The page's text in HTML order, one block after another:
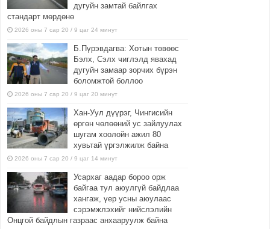
дугуйн замтай байлгах
стандарт мөрдөнө
2026 оны 7 сар 20 / 9 цаг 24 минут
Б.Пүрэвдагва: Хотын төвөөс
Бэлх, Сэлх чиглэлд явахад
дугуйн замаар зорчих бүрэн
боломжтой боллоо
2026 оны 7 сар 20 / 9 цаг 20 минут
Хан-Уул дүүрэг, Чингисийн
өргөн чөлөөний ус зайлуулах
шугам хоолойн ажил 80
хувьтай үргэлжилж байна
2026 оны 7 сар 20 / 9 цаг 14 минут
Усархаг аадар бороо орж
байгаа тул аюулгүй байдлаа
хангаж, үер усны аюулаас
сэрэмжлэхийг нийслэлийн
Онцгой байдлын газраас анхааруулж байна